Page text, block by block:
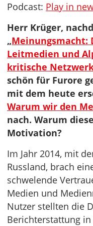
Podcast: Play in
Herr Krüger,
„Meinungsmacht:
Leitmedien und
kritische
schön für Furore
mit dem heute
Warum wir den
nach. Warum
Motivation?
Im Jahr 2014, mit
Russland, brach
schwelende
Medien und
Nutzer stellten die
Berichterstattung